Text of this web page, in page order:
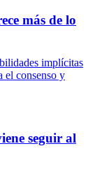
más de lo
implícitas
el consenso y
seguir al